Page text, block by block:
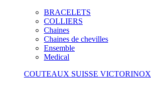
BRACELETS
COLLIERS
Chaines
Chaines de chevilles
Ensemble
Medical
COUTEAUX SUISSE VICTORINOX